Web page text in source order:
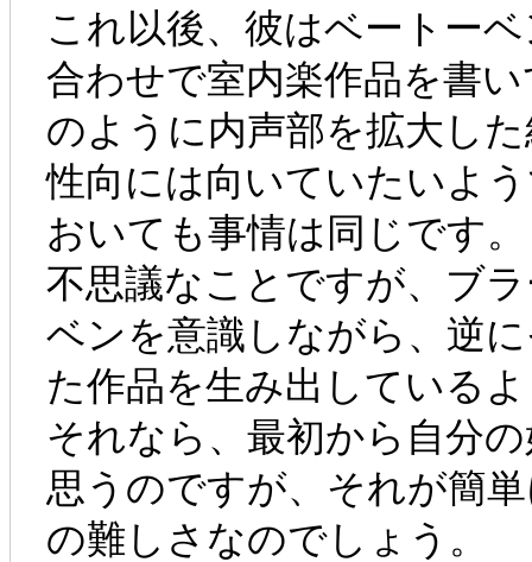
これ以後、彼はベートー
合わせで室内楽作品を書
のように内声部を拡大し
性向には向いていたいよ
おいても事情は同じです。
不思議なことですが、ブ
ベンを意識しながら、逆
た作品を生み出している
それなら、最初から自分
思うのですが、それが簡
の難しさなのでしょう。